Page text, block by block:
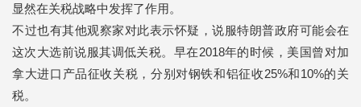
显然在关税战略中发挥了作用。
不过也有其他观察家对此表示怀疑，说服特朗普政府可能会在
这次大选前说服其调低关税。早在2018年的时候，美国曾对加
拿大进口产品征收关税，分别对钢铁和铝征收25%和10%的关
税。